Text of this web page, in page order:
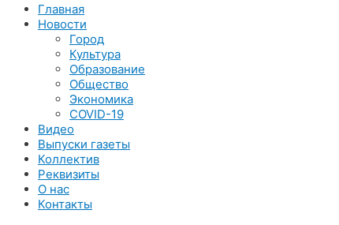
Главная
Новости
Город
Культура
Образование
Общество
Экономика
COVID-19
Видео
Выпуски газеты
Коллектив
Реквизиты
О нас
Контакты